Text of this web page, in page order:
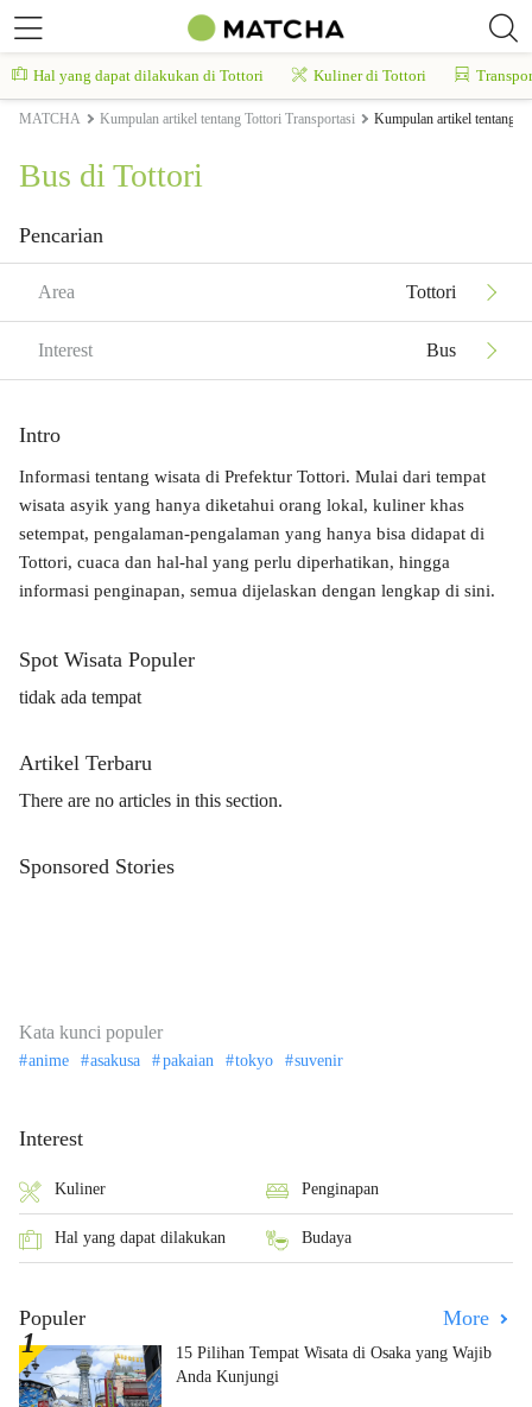
Hal yang dapat dilakukan di Tottori Kuliner di Tottori
MATCHA Kumpulan artikel tentang Tottori Transportasi Kumpulan artikel tentang
Bus di Tottori
Pencarian
Area Tottori
Interest Bus
Intro
Informasi tentang wisata di Prefektur Tottori. Mulai dari tempat
wisata asyik yang hanya diketahui orang lokal, kuliner khas
setempat, pengalaman-pengalaman yang hanya bisa didapat di
Tottori, cuaca dan hal-hal yang perlu diperhatikan, hingga
informasi penginapan, semua dijelaskan dengan lengkap di sini.
Spot Wisata Populer
tidak ada tempat
Artikel Terbaru
There are no articles in this section.
Sponsored Stories
Kata kunci populer
anime asakusa pakaian tokyo suvenir
Interest
Kuliner Penginapan
Hal yang dapat dilakukan Budaya
Populer More
15 Pilihan Tempat Wisata di Osaka yang Wajib
Anda Kunjungi